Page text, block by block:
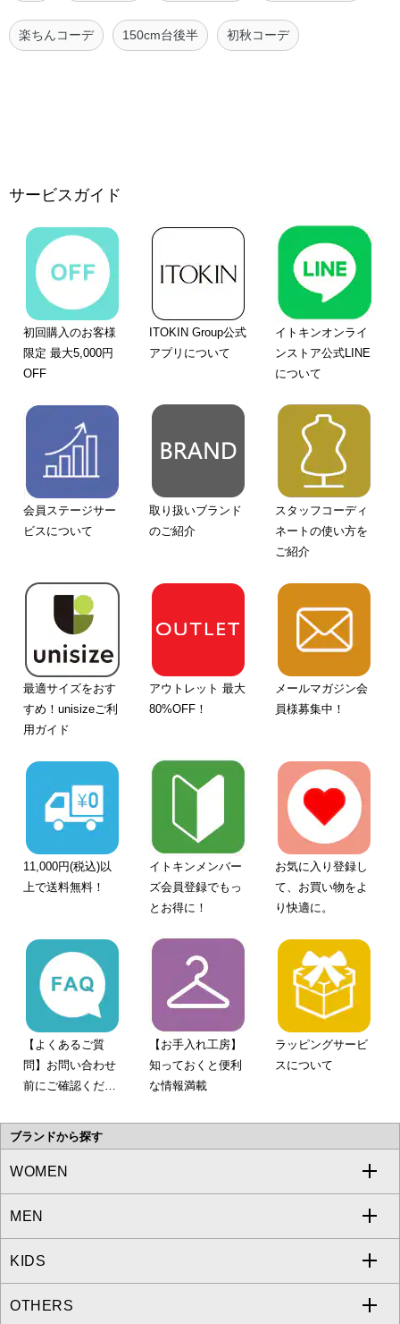
楽ちんコーデ 150cm台後半 初秋コーデ
サービスガイド
初回購入のお客様
限定 最大5,000円
OFF
ITOKIN Group公式
アプリについて
イトキンオンライ
ンストア公式LINE
について
会員ステージサー
ビスについて
取り扱いブランド
のご紹介
スタッフコーディ
ネートの使い方を
ご紹介
最適サイズをおす
すめ！unisizeご利
用ガイド
アウトレット 最大
80%OFF！
メールマガジン会
員様募集中！
11,000円(税込)以
上で送料無料！
イトキンメンバー
ズ会員登録でもっ
とお得に！
お気に入り登録し
て、お買い物をよ
り快適に。
【よくあるご質
問】お問い合わせ
前にご確認くださ
【お手入れ工房】
知っておくと便利
な情報満載
ラッピングサービ
スについて
ブランドから探す
WOMEN
a.v.v
MICHEL KLEIN
MK MICHEL KLEIN
MEN
a.v.v
MICHEL KLEIN HOMME
KIDS
a.v.v
OTHERS